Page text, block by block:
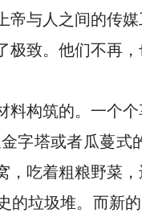
帝与人之间的
致。他们不再
构筑的。一个
字塔或者瓜蔓
，吃着粗粮野
垃圾堆。而新